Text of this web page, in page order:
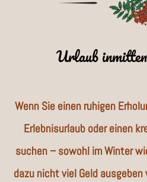
Urlaub
Wenn Sie einen ruhigen
Erlebnisurlaub oder einen
suchen – sowohl im Winter
dazu nicht viel Geld